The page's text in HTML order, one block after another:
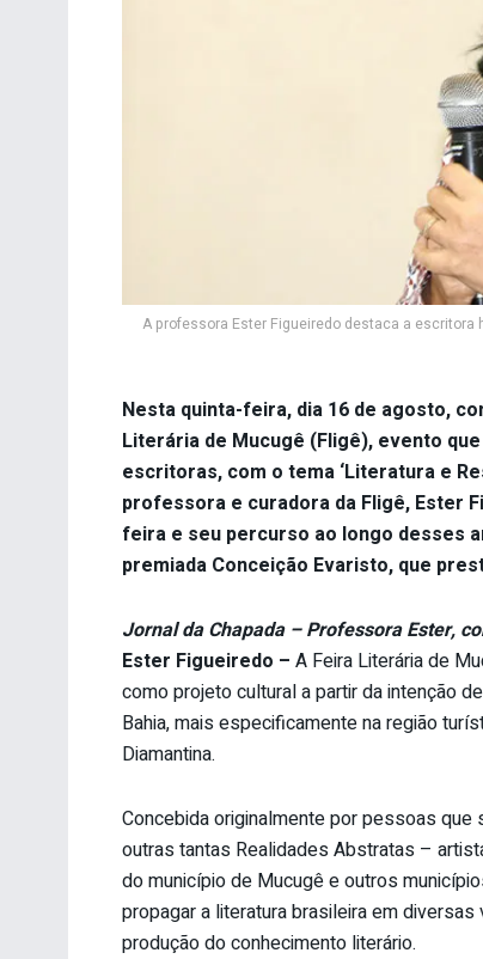
A professora Ester Figueiredo destaca a
Nesta quinta-feira, dia 16 de agosto,
Literária de Mucugê (Fligê), evento
escritoras, com o tema ‘Literatura e
professora e curadora da Fligê, Ester
feira e seu percurso ao longo desses
premiada Conceição Evaristo, que
Jornal da Chapada – Professora Ester,
Ester Figueiredo – A Feira Literária de
como projeto cultural a partir da intenção
Bahia, mais especificamente na região
Diamantina.
Concebida originalmente por pessoas
outras tantas Realidades Abstratas –
do município de Mucugê e outros
propagar a literatura brasileira em
produção do conhecimento literário.